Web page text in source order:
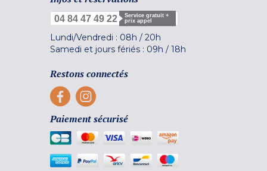
04 84 47 49 22
Service gratuit +
prix appel
Lundi/Vendredi : 08h / 20h
Samedi et jours fériés : 09h / 18h
Restons connectés
Paiement sécurisé